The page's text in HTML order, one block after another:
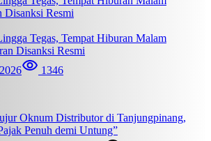
Tegas, Tempat Hiburan Malam
Disanksi Resmi
1346
Oknum Distributor di Tanjungpinang,
Penuh demi Untung”